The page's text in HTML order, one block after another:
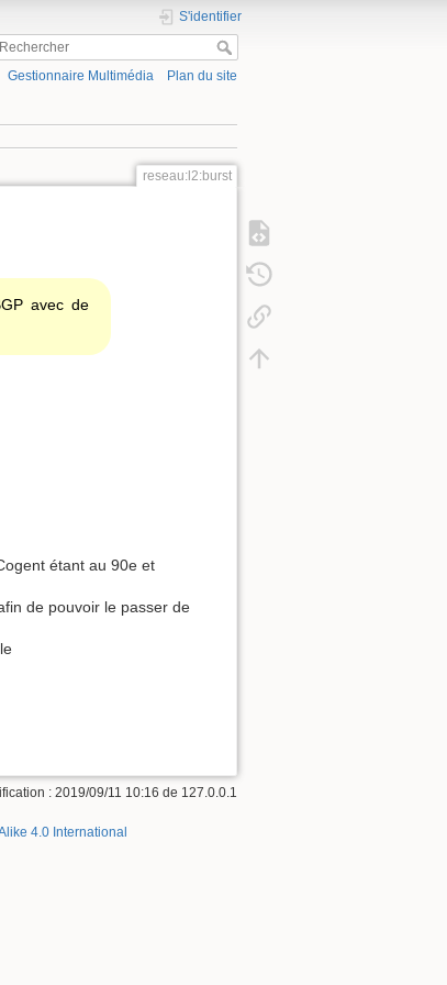
S'identifier
Gestionnaire Multimédia Plan du site
reseau:l2:burst
avec de
étant au 90e et
de pouvoir le passer de
: 2019/09/11 10:16 de 127.0.0.1
4.0 International